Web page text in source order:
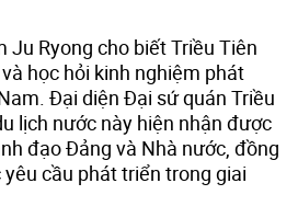
Ju Ryong cho biết Triều Tiên
học hỏi kinh nghiệm phát
Đại diện Đại sứ quán Triều
lịch nước này hiện nhận được
đạo Đảng và Nhà nước, đồng
cầu phát triển trong giai